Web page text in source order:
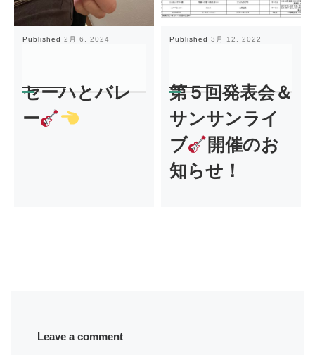
Published 2月 6, 2024
セーハとバレ
ー
Published 3月 12, 2022
第５回発表会＆
サンサンライ
ブ
開催のお
知らせ！
Leave a comment